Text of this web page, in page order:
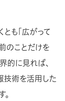
も「広がって
のことだけを
的に見れば、
技術を活用した